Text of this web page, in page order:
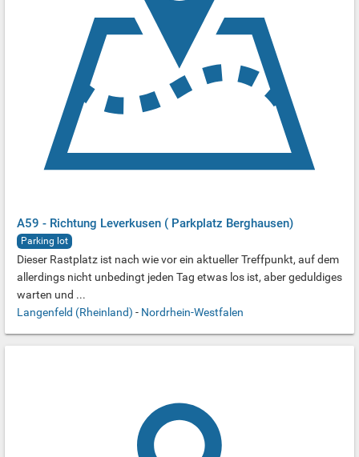
A59 - Richtung Leverkusen ( Parkplatz Berghausen)
Parking lot
Dieser Rastplatz ist nach wie vor ein aktueller Treffpunkt, auf dem
allerdings nicht unbedingt jeden Tag etwas los ist, aber geduldiges
warten und ...
Langenfeld (Rheinland) - Nordrhein-Westfalen